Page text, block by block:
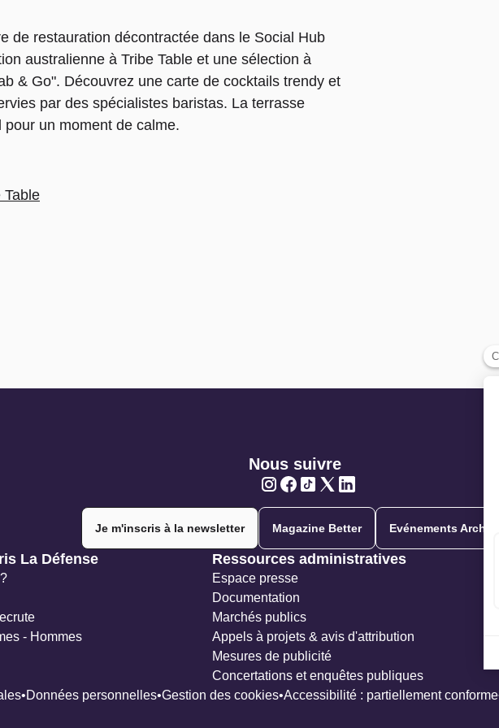
de restauration décontractée dans le Social Hub
australienne à Tribe Table et une sélection à
& Go". Découvrez une carte de cocktails trendy et
par des spécialistes baristas. La terrasse
un moment de calme.
Table
Nous suivre
Je m'inscris à la newsletter Magazine Better Evénements Archie
La Défense
- Hommes
Ressources administratives
Espace presse
Documentation
Marchés publics
Appels à projets & avis d'attribution
Mesures de publicité
Concertations et enquêtes publiques
Données personnelles Gestion des cookies Accessibilité : partiellement conforme